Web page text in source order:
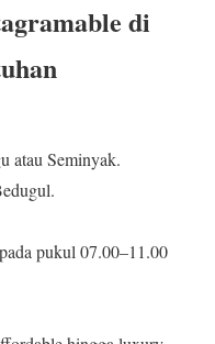
di
atau Seminyak.
pukul 07.00–11.00